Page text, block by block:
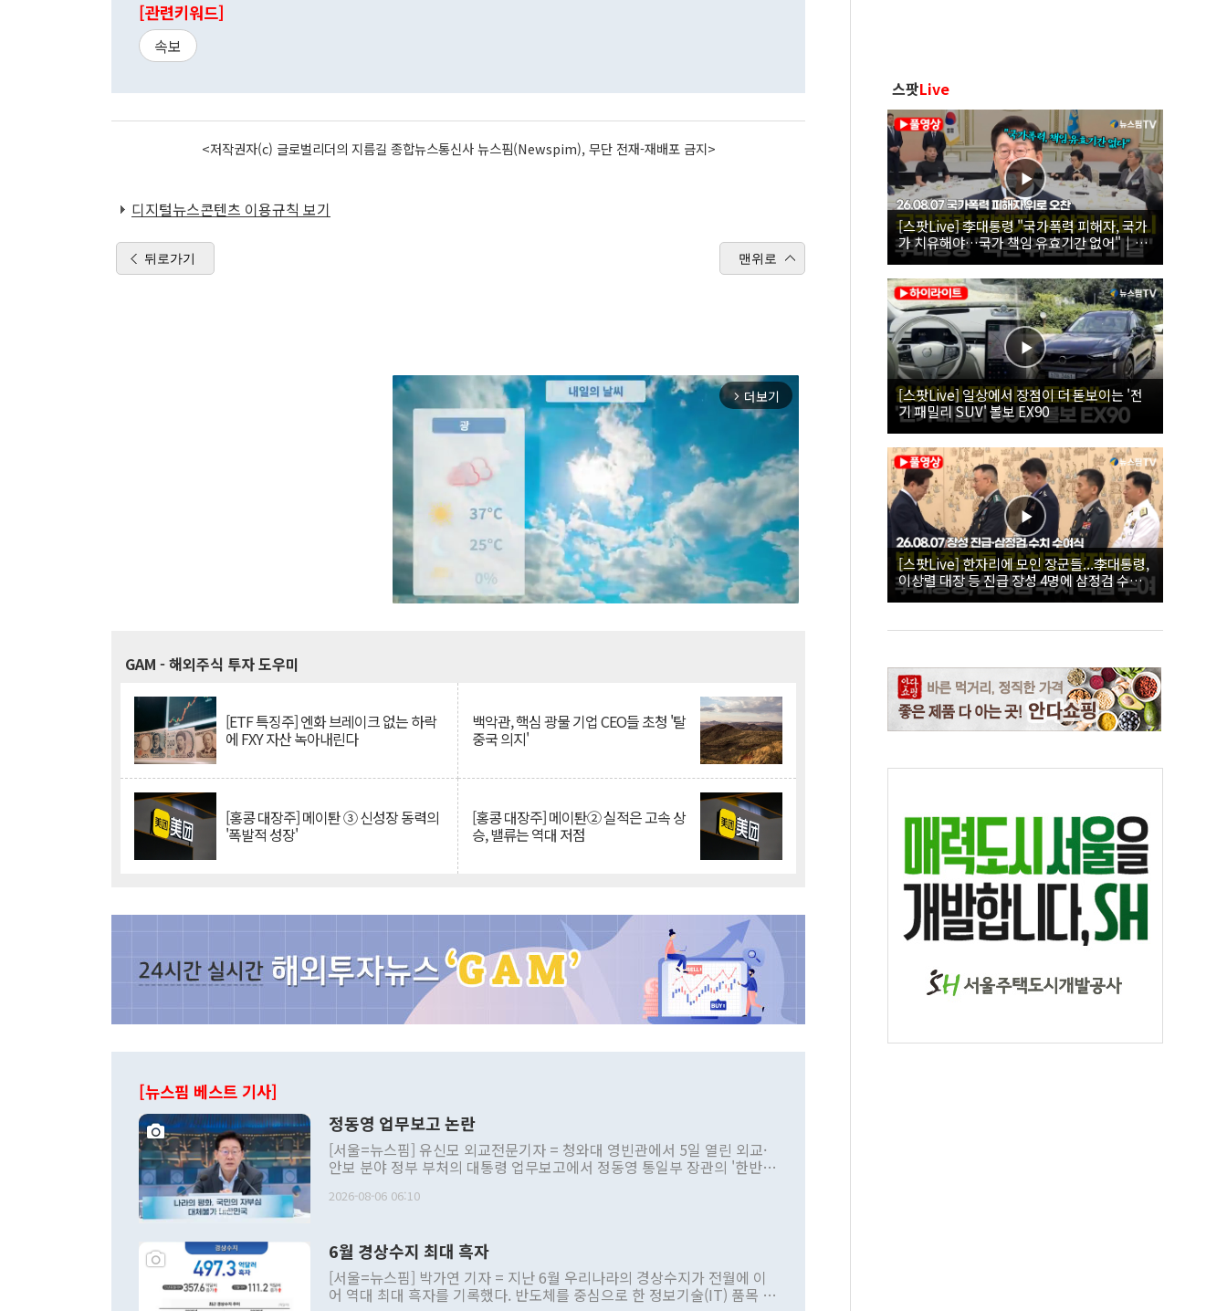
[관련키워드]
속보
<저작권자(c) 글로벌리더의 지름길 종합뉴스통신사 뉴스핌(Newspim), 무단 전재-재배포 금지>
디지털뉴스콘텐츠 이용규칙 보기
뒤로가기 맨위로
arrow_forward_ios 더보기
GAM - 해외주식 투자 도우미
[ETF 특징주] 엔화 브레이크 없는 하락
에 FXY 자산 녹아내린다
백악관, 핵심 광물 기업 CEO들 초청 '탈
중국 의지'
[홍콩 대장주] 메이퇀 ③ 신성장 동력의
'폭발적 성장'
[홍콩 대장주] 메이퇀② 실적은 고속 상
승, 밸류는 역대 저점
[뉴스핌 베스트 기사]
정동영 업무보고 논란
[서울=뉴스핌] 유신모 외교전문기자 = 청와대 영빈관에서 5일 열린 외교·
안보 분야 정부 부처의 대통령 업무보고에서 정동영 통일부 장관의 '한반도
발언 중에는 정부 내 조율을 거치지 않은 사안을 정책으로 추진하겠다고 공
주의적 희망에 근거한 비현실적 구상'이라는 비판을 내놨다. 그동안 정 장
관의 대북 정책 관련 발언이 물의를 빚은 적은 여러 번 있지만 대통령과 유
관 부처 장관이 공개적으로 부정적 입장을 표명한 것은 이례적이다. 정 장
관의 무리한 대북 접근법과 월권을 제어해야 한다는 목소리도 높아지고 있
2026-08-06 06:10
6월 경상수지 최대 흑자
[서울=뉴스핌] 박가연 기자 = 지난 6월 우리나라의 경상수지가 전월에 이
어 역대 최대 흑자를 기록했다. 반도체를 중심으로 한 정보기술(IT) 품목 수
스팟Live
[스팟Live] 李대통령 "국가폭력 피해자, 국가
가 치유해야…국가 책임 유효기간 없어"｜
26.08.07 국가폭력 피해자 위로 오찬
[스팟Live] 일상에서 장점이 더 돋보이는 '전
기 패밀리 SUV' 볼보 EX90
[스팟Live] 한자리에 모인 장군들...李대통령,
이상렬 대장 등 진급 장성 4명에 삼정검 수치
직접 수여｜26.08.07 장성 진급·삼정검 수치